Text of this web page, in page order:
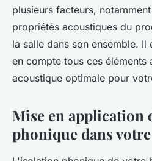
plusieurs facteurs,
propriétés acoustiques du
la salle dans son ensemble. Il
en compte tous ces éléments
acoustique optimale pour
Mise en application
phonique dans